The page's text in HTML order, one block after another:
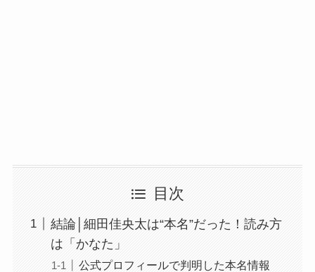
目次
結論│細田佳央太は“本名”だった！読み方
は「かなた」
公式プロフィールで判明した本名情報